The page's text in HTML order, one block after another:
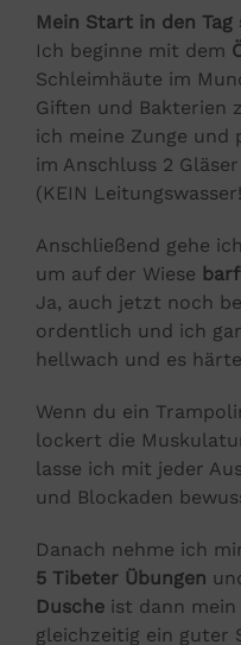
Mein Start in den
Ich beginne mit dem
Schleimhäute im
Giften und Bakterien
ich meine Zunge und
im Anschluss 2
(KEIN
Anschließend gehe
um auf der Wiese
Ja, auch jetzt noch
ordentlich und ich
hellwach und es
Wenn du ein
lockert die
lasse ich mit jeder
und Blockaden
Danach nehme ich
5 Tibeter Übungen
Duscheist dann mein
gleichzeitig ein guter